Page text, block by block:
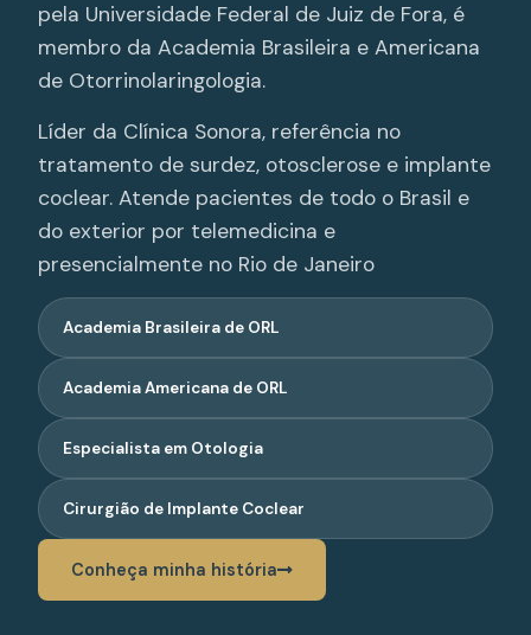
pela Universidade Federal de Juiz de Fora, é
membro da Academia Brasileira e Americana
de Otorrinolaringologia.
Líder da Clínica Sonora, referência no
tratamento de surdez, otosclerose e implante
coclear. Atende pacientes de todo o Brasil e
do exterior por telemedicina e
presencialmente no Rio de Janeiro
Academia Brasileira de ORL
Academia Americana de ORL
Especialista em Otologia
Cirurgião de Implante Coclear
Conheça minha história